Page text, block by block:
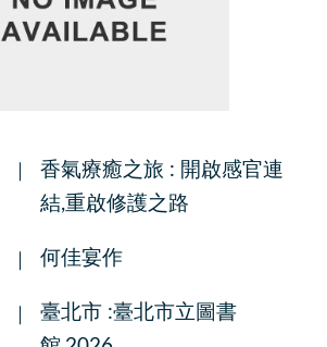
香氣療癒之旅 : 開啟感官連
結,重啟修護之路
何佳宴作
臺北市 :臺北市立圖書